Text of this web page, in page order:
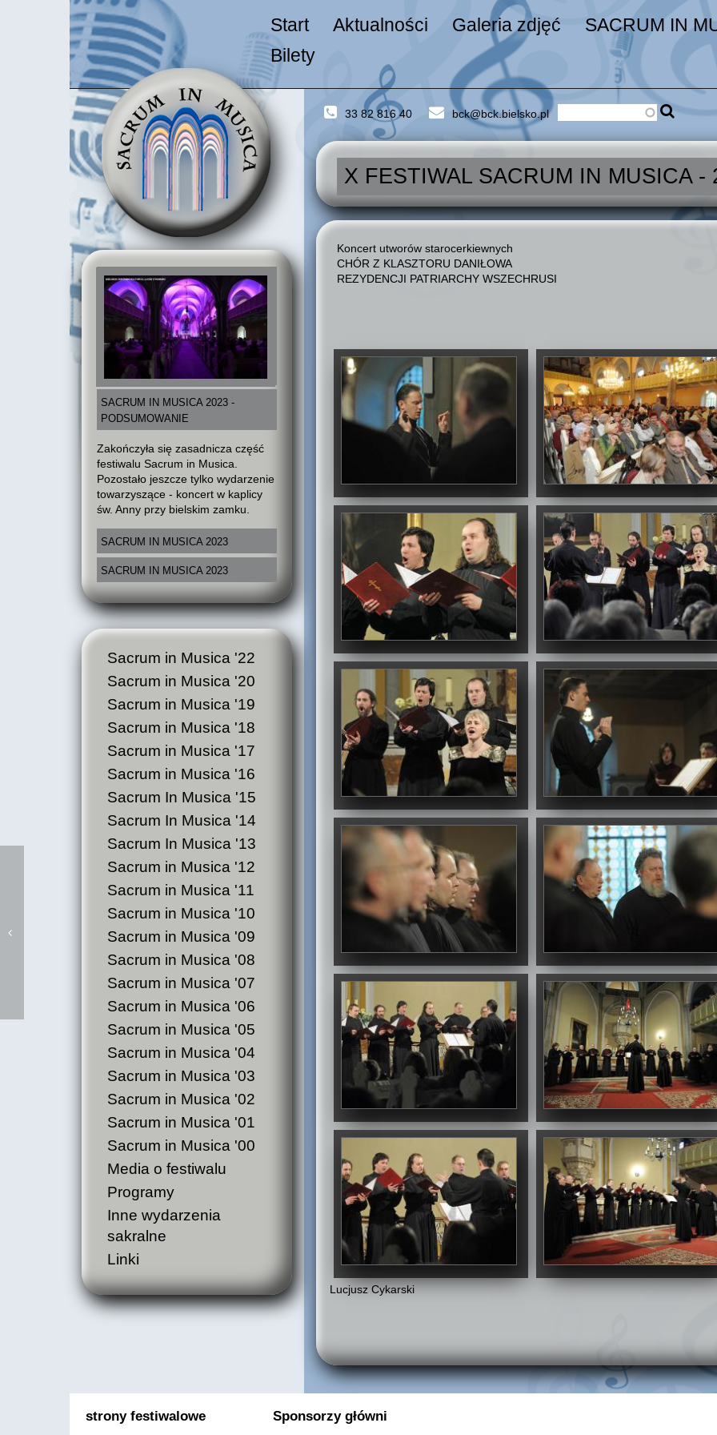
Start Aktualności Galeria zdjęć SACRUM IN
Bilety
SACRUM IN MUSICA 2023 -
PODSUMOWANIE
Zakończyła się zasadnicza część
festiwalu Sacrum in Musica.
Pozostało jeszcze tylko wydarzenie
towarzyszące - koncert w kaplicy
św. Anny przy bielskim zamku.
SACRUM IN MUSICA 2023
SACRUM IN MUSICA 2023
Sacrum in Musica '22
Sacrum in Musica '20
Sacrum in Musica '19
Sacrum in Musica '18
Sacrum in Musica '17
Sacrum in Musica '16
Sacrum In Musica '15
Sacrum In Musica '14
Sacrum In Musica '13
Sacrum in Musica '12
Sacrum in Musica '11
Sacrum in Musica '10
Sacrum in Musica '09
Sacrum in Musica '08
Sacrum in Musica '07
Sacrum in Musica '06
Sacrum in Musica '05
Sacrum in Musica '04
Sacrum in Musica '03
Sacrum in Musica '02
Sacrum in Musica '01
Sacrum in Musica '00
Media o festiwalu
Programy
Inne wydarzenia
sakralne
Linki
33 82 816 40 bck@bck.bielsko.pl
Formularz
Szukaj
X FESTIWAL SACRUM IN MUSICA -
Koncert utworów starocerkiewnych
CHÓR Z KLASZTORU DANIŁOWA
REZYDENCJI PATRIARCHY WSZECHRUSI
Lucjusz Cykarski
strony festiwalowe Sponsorzy główni